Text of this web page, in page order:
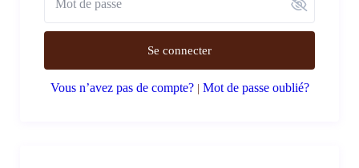
Se connecter
Vous n’avez pas de compte?| Mot de passe oublié?